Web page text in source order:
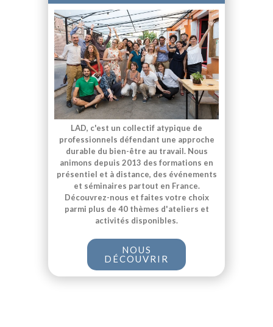
LAD, c'est un collectif atypique de
professionnels défendant une approche
durable du bien-être au travail. Nous
animons depuis 2013 des formations en
présentiel et à distance, des événements
et séminaires partout en France.
Découvrez-nous et faites votre choix
parmi plus de 40 thèmes d'ateliers et
activités disponibles.
NOUS
DÉCOUVRIR